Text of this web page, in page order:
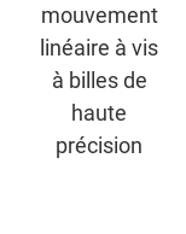
mouvement
linéaire à vis
à billes de
haute
précision